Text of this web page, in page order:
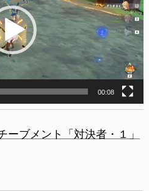
00:08
ブメント「対決者・１」